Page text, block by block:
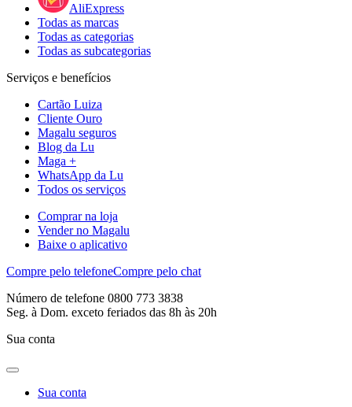
AliExpress
Todas as marcas
Todas as categorias
Todas as subcategorias
Serviços e benefícios
Cartão Luiza
Cliente Ouro
Magalu seguros
Blog da Lu
Maga +
WhatsApp da Lu
Todos os serviços
Comprar na loja
Vender no Magalu
Baixe o aplicativo
Compre pelo telefoneCompre pelo chat
Número de telefone 0800 773 3838
Seg. à Dom. exceto feriados das 8h às 20h
Sua conta
Sua conta